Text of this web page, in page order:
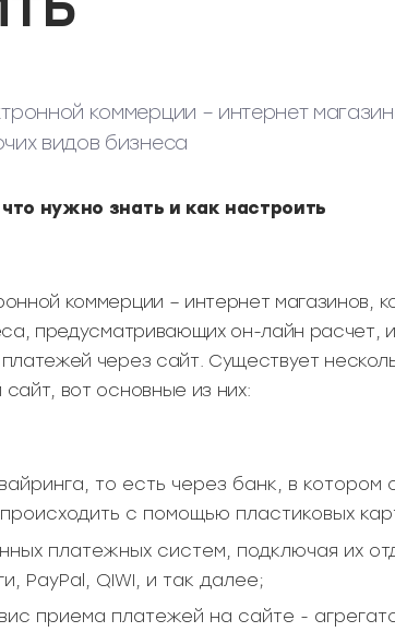
коммерции – интернет
видов бизнеса
нужно знать и как настроить
коммерции – интернет магазинов,
предусматривающих он-лайн расчет,
через сайт. Существует
вот основные из них:
то есть через банк, в котором
с помощью пластиковых
платежных систем, подключая их
PayPal, QIWI, и так далее;
приема платежей на сайте -